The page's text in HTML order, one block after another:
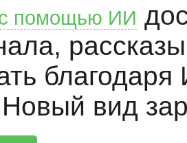
с помощью ИИ
вид